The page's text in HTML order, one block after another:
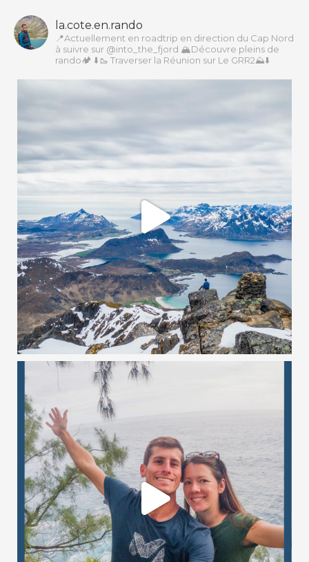
la.cote.en.rando
📍Actuellement en roadtrip en direction du Cap Nord
à suivre sur @into_the_fjord 🏔Découvre pleins de
rando🏕️ ⬇️🥾 Traverser la Réunion sur Le GRR2⛰️⬇️